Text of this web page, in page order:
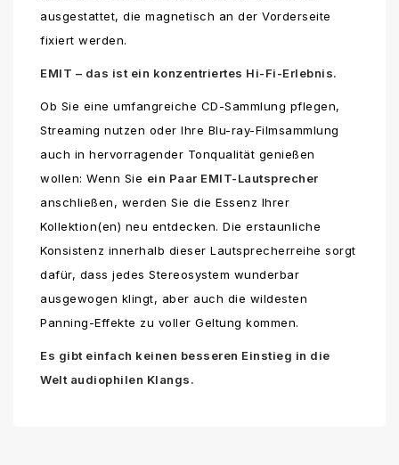
ausgestattet, die magnetisch an der Vorderseite
fixiert werden.
EMIT – das ist ein konzentriertes Hi-Fi-Erlebnis.
Ob Sie eine umfangreiche CD-Sammlung pflegen,
Streaming nutzen oder Ihre Blu-ray-Filmsammlung
auch in hervorragender Tonqualität genießen
wollen: Wenn Sie ein Paar EMIT-Lautsprecher
anschließen, werden Sie die Essenz Ihrer
Kollektion(en) neu entdecken. Die erstaunliche
Konsistenz innerhalb dieser Lautsprecherreihe sorgt
dafür, dass jedes Stereosystem wunderbar
ausgewogen klingt, aber auch die wildesten
Panning-Effekte zu voller Geltung kommen.
Es gibt einfach keinen besseren Einstieg in die
Welt audiophilen Klangs.